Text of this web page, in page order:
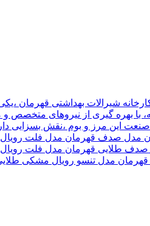
قهرمان نوع سازمان شرکت موقعیت تهران, تهران نام مدیر قهرمان نیک جو سال تاسیس ۱۳۵۹ کارخانه
با بهره گیری از نیروهای متخصص و
میکند، که این امر ،در شکوفایی صنعت این مرز و بوم
مدل صدف قهرمان مدل فلت
صدف طلایی قهرمان مدل فلت
مدل تنسو رویال مشکی